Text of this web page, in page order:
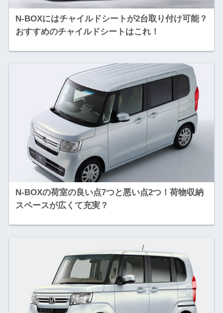
N-BOXにはチャイルドシートが2台取り付け可能？
おすすめのチャイルドシートはこれ！
N-BOXの荷室の良い点7つと悪い点2つ！荷物収納
スペースが広くて充実？